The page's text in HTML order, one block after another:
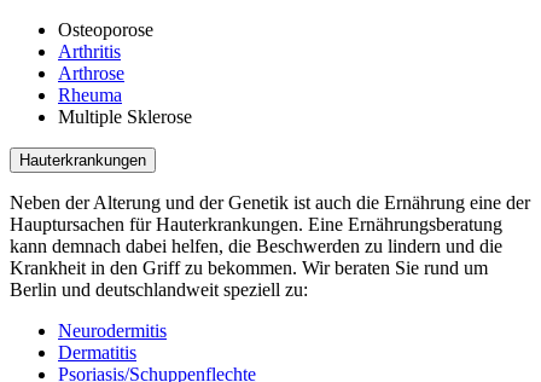
Osteoporose
Arthritis
Arthrose
Rheuma
Multiple Sklerose
Hauterkrankungen
Neben der Alterung und der Genetik ist auch die Ernährung eine der
Hauptursachen für Hauterkrankungen. Eine Ernährungsberatung
kann demnach dabei helfen, die Beschwerden zu lindern und die
Krankheit in den Griff zu bekommen. Wir beraten Sie rund um
Berlin und deutschlandweit speziell zu:
Neurodermitis
Dermatitis
Psoriasis/Schuppenflechte